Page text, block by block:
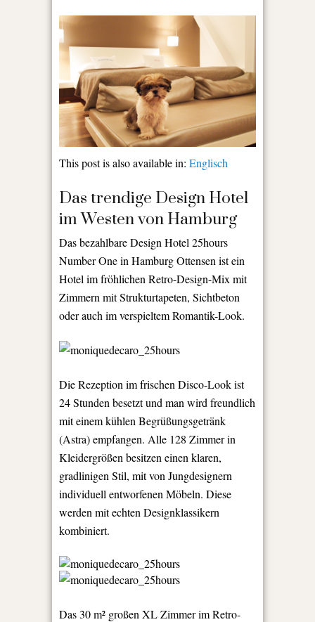
This post is also available in: Englisch
Das trendige Design Hotel
im Westen von Hamburg
Das bezahlbare Design Hotel 25hours
Number One in Hamburg Ottensen ist ein
Hotel im fröhlichen Retro-Design-Mix mit
Zimmern mit Strukturtapeten, Sichtbeton
oder auch im verspieltem Romantik-Look.
Die Rezeption im frischen Disco-Look ist
24 Stunden besetzt und man wird freundlich
mit einem kühlen Begrüßungsgetränk
(Astra) empfangen. Alle 128 Zimmer in
Kleidergrößen besitzen einen klaren,
gradlinigen Stil, mit von Jungdesignern
individuell entworfenen Möbeln. Diese
werden mit echten Designklassikern
kombiniert.
Das 30 m² großen XL Zimmer im Retro-